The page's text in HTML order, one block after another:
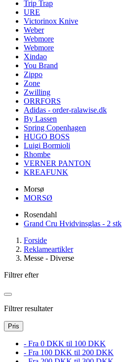
Trip Trap
URE
Victorinox Knive
Weber
Webmore
Webmore
Xindao
You Brand
Zippo
Zone
Zwilling
ORRFORS
Adidas - order-ralawise.dk
By Lassen
Spring Copenhagen
HUGO BOSS
Luigi Bormioli
Rhombe
VERNER PANTON
KREAFUNK
Morsø
MORSØ
Rosendahl
Grand Cru Hvidvinsglas - 2 stk
Forside
Reklameartikler
Messe - Diverse
Filtrer efter
Filtrer resultater
Pris
- Fra 0 DKK til 100 DKK
- Fra 100 DKK til 200 DKK